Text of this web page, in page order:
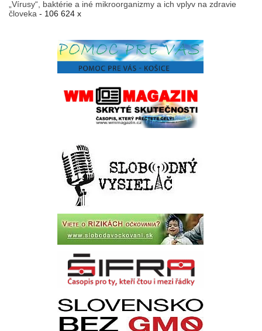
„Vírusy“, baktérie a iné mikroorganizmy a ich vplyv na zdravie
človeka - 106 624 x